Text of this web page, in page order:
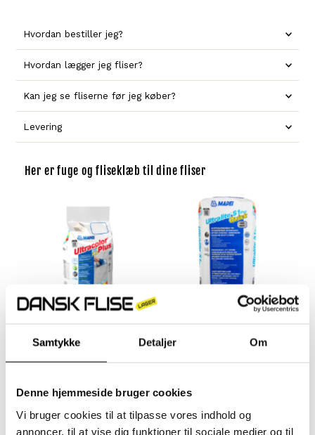
Samtykke Detaljer Om
Denne hjemmeside bruger cookies
Vi bruger cookies til at tilpasse vores indhold og
annoncer, til at vise dig funktioner til sociale medier og til
Hvordan bestiller jeg?
Hvordan lægger jeg fliser?
Kan jeg se fliserne før jeg køber?
Levering
Her er fuge og fliseklæb til dine fliser
Fuge | 5 kg